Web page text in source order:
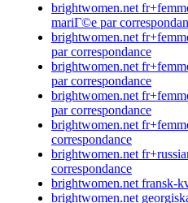
brightwomen.net
mariГ©e par
brightwomen.net
par correspondance
brightwomen.net
par correspondance
brightwomen.net
par correspondance
brightwomen.net
correspondance
brightwomen.net
correspondance
brightwomen.net fransk-
brightwomen.net